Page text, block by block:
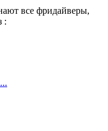
все фридайверы,
: